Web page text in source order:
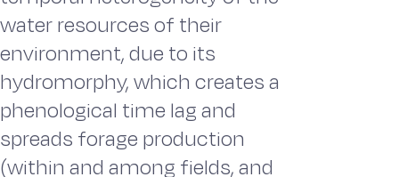
water resources of their
environment, due to its
hydromorphy, which creates a
phenological time lag and
spreads forage production
(within and among fields, and